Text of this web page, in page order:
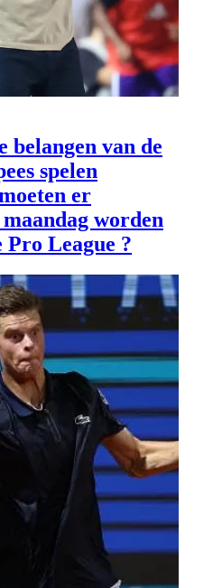
belangen van de
spelen
er
worden
League ?